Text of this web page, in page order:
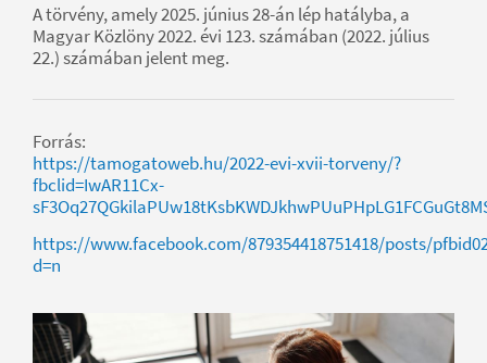
A törvény, amely 2025. június 28-án lép hatályba, a
Magyar Közlöny 2022. évi 123. számában (2022. július
22.) számában jelent meg.
Forrás:
https://tamogatoweb.hu/2022-evi-xvii-torveny/?
fbclid=IwAR11Cx-
https://www.facebook.com/879354418751418/posts/
d=n